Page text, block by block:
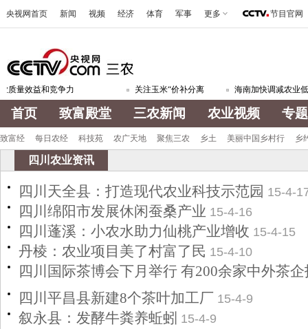
央视网首页 新闻 视频 经济 体育 军事 更多 节目官网
量效益和竞争力 关注玉米“价补分离 海南加快调减农业低
首页 致富殿堂 三农新闻 农业视频 专题
致富经 每日农经 科技苑 农广天地 聚焦三农 乡土 美丽中国乡村行 乡
四川农业资讯
四川天全县：打造现代农业科技示范园 15-4-
四川绵阳市发展休闲蚕桑产业 15-4-16
四川蓬溪：小农水助力仙桃产业增收 15-4-15
丹棱：农业项目美了村富了民 15-4-10
四川国际茶博会下月举行 有200余家中外茶
四川平昌县新建8个茶叶加工厂 15-4-9
叙永县：发酵牛粪养蚯蚓 15-4-9